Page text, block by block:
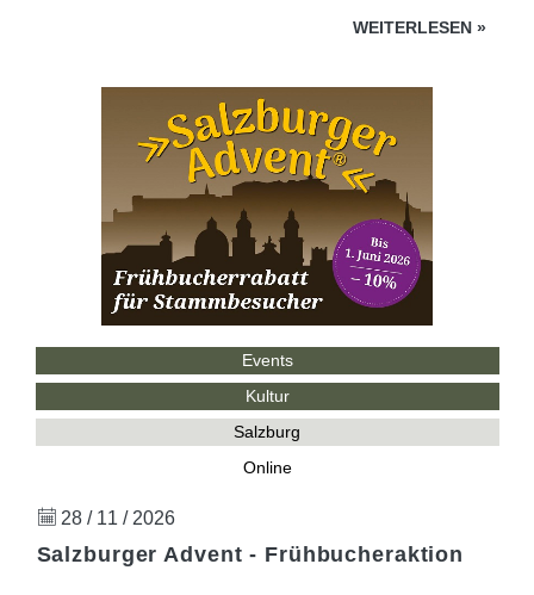
WEITERLESEN »
Events
Kultur
Salzburg
Online
28 / 11 / 2026
Salzburger Advent - Frühbucheraktion